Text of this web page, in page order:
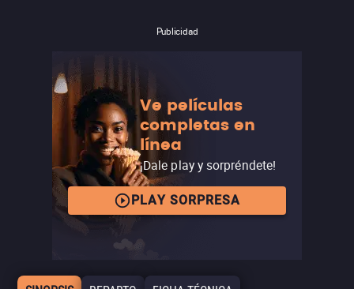
Publicidad
Ve películas
completas en
línea
¡Dale play y sorpréndete!
PLAY SORPRESA